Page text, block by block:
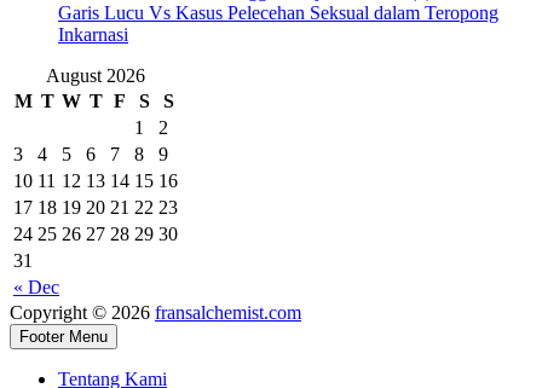
Garis Lucu Vs Kasus Pelecehan Seksual dalam Teropong
Inkarnasi
August 2026
M T W T F S S
« Dec
1
2
3
4 5 6 7 8
9
10 11 12 13 14 15 16
17 18 19 20 21 22 23
24 25 26 27 28 29 30
31
Copyright © 2026 fransalchemist.com
Footer Menu
Tentang Kami